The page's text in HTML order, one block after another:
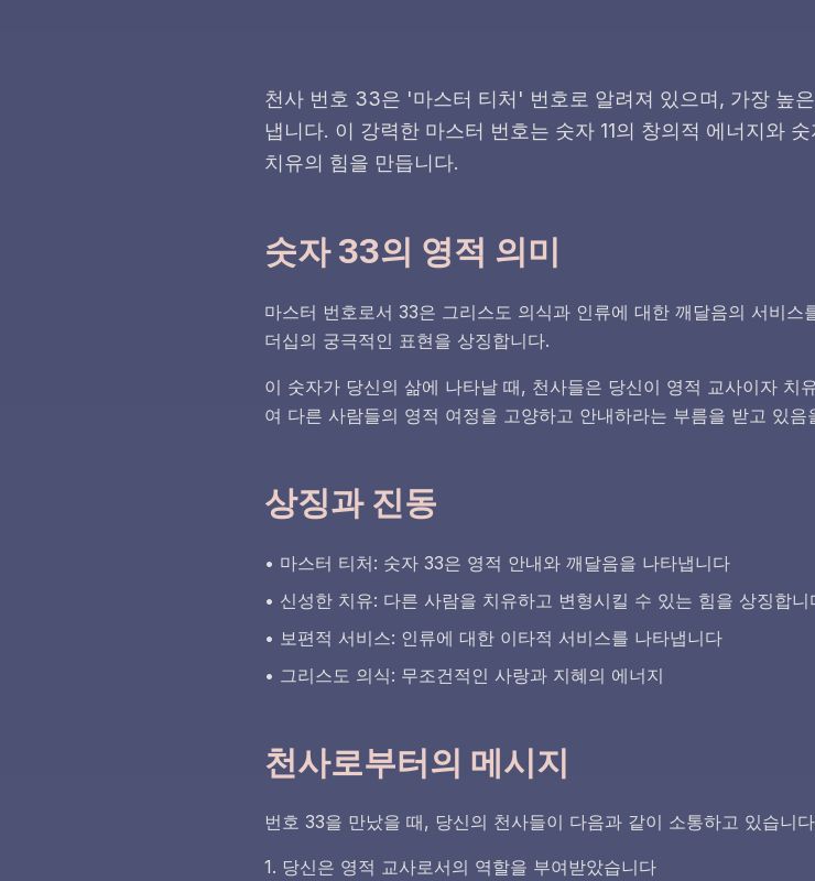
천사 번호 33은 '마스터 티처' 번호로 알려져 있으며, 가장 높
냅니다. 이 강력한 마스터 번호는 숫자 11의 창의적 에너지와
치유의 힘을 만듭니다.
숫자 33의 영적 의미
마스터 번호로서 33은 그리스도 의식과 인류에 대한 깨달음의 서비
더십의 궁극적인 표현을 상징합니다.
이 숫자가 당신의 삶에 나타날 때, 천사들은 당신이 영적 교사이자 치
여 다른 사람들의 영적 여정을 고양하고 안내하라는 부름을 받고 있음
상징과 진동
• 마스터 티처: 숫자 33은 영적 안내와 깨달음을 나타냅니다
• 신성한 치유: 다른 사람을 치유하고 변형시킬 수 있는 힘을 상징합니
• 보편적 서비스: 인류에 대한 이타적 서비스를 나타냅니다
• 그리스도 의식: 무조건적인 사랑과 지혜의 에너지
천사로부터의 메시지
번호 33을 만났을 때, 당신의 천사들이 다음과 같이 소통하고 있습니
1. 당신은 영적 교사로서의 역할을 부여받았습니다